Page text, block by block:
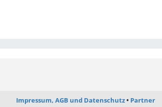
Impressum, AGB und Datenschutz Partner